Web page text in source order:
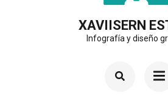
XAVIISERN
Infografía y diseño